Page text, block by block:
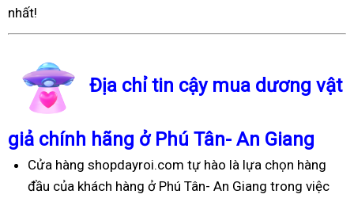
nhất!
Địa chỉ tin cậy mua dương vật
giả chính hãng ở Phú Tân- An Giang
Cửa hàng shopdayroi.com tự hào là lựa chọn hàng
đầu của khách hàng ở Phú Tân- An Giang trong việc